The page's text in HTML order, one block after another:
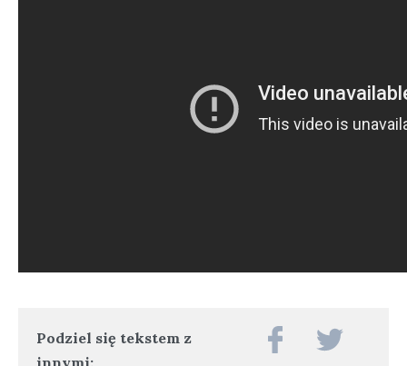
Podziel się tekstem z
innymi: